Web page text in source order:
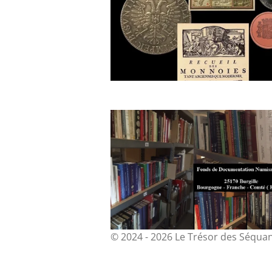
© 2024 - 2026 Le Trésor des